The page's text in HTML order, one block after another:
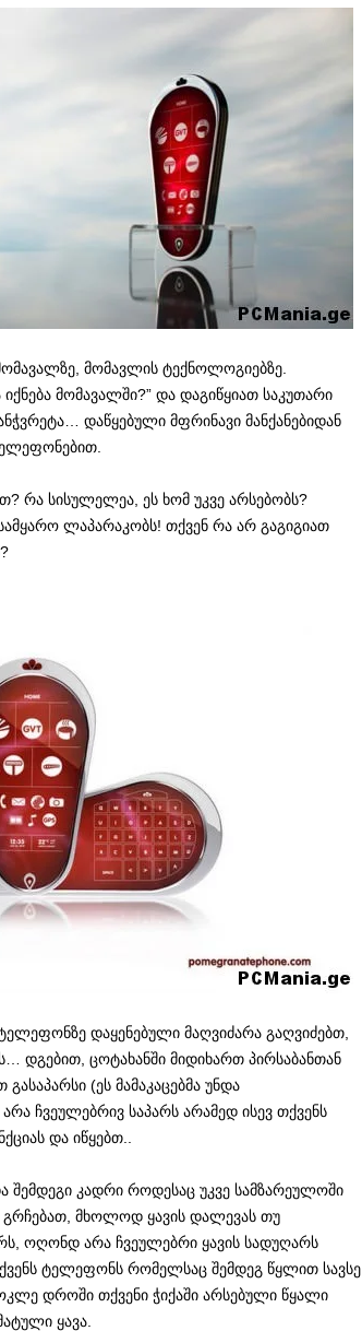
მომავლის ტექნოლოგიებზე.
მომავალში?” და დაგიწყიათ საკუთარი
დაწყებული მფრინავი მანქანებიდან
რა სისულელეა, ეს ხომ უკვე არსებობს?
ლაპარაკობს! თქვენ რა არ გაგიგიათ
დაყენებული მაღვიძარა გაღვიძებთ,
დგებით, ცოტახანში მიდიხართ პირსაბანთან
(ეს მამაკაცებმა უნდა
ჩვეულებრივ საპარს არამედ ისევ თქვენს
და იწყებთ..
კადრი როდესაც უკვე სამზარეულოში
მხოლოდ ყავის დალევას თუ
ოღონდ არა ჩვეულებრი ყავის სადუღარს
ტელეფონს რომელსაც შემდეგ წყლით სავსე
დროში თქვენი ჭიქაში არსებული წყალი
ყავა.